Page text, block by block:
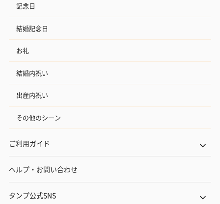
記念日
結婚記念日
お礼
結婚内祝い
出産内祝い
その他のシーン
ご利用ガイド
ヘルプ・お問い合わせ
タンプ公式SNS